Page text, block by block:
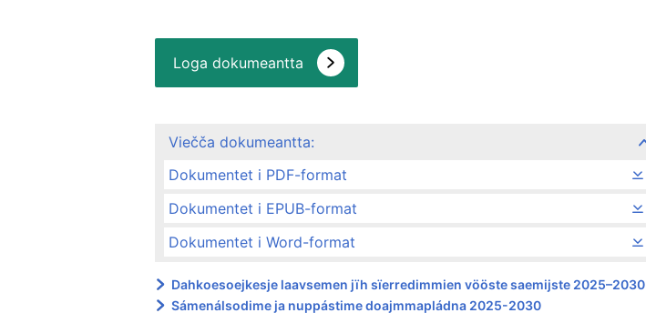
Loga dokumeantta
Viečča dokumeantta:
Dokumentet i PDF-format
Dokumentet i EPUB-format
Dokumentet i Word-format
Dahkoesoejkesje laavsemen jïh sïerredimmien vööste saemijste 2025–2030
Sámenálsodime ja nuppástime doajmmapládna 2025-2030